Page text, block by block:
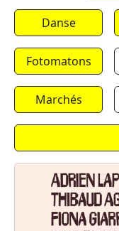
Danse
Fotomatons
Marchés